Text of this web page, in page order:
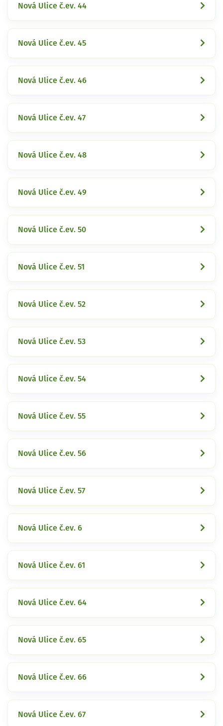
Nová Ulice č.ev. 44
Nová Ulice č.ev. 45
Nová Ulice č.ev. 46
Nová Ulice č.ev. 47
Nová Ulice č.ev. 48
Nová Ulice č.ev. 49
Nová Ulice č.ev. 50
Nová Ulice č.ev. 51
Nová Ulice č.ev. 52
Nová Ulice č.ev. 53
Nová Ulice č.ev. 54
Nová Ulice č.ev. 55
Nová Ulice č.ev. 56
Nová Ulice č.ev. 57
Nová Ulice č.ev. 6
Nová Ulice č.ev. 61
Nová Ulice č.ev. 64
Nová Ulice č.ev. 65
Nová Ulice č.ev. 66
Nová Ulice č.ev. 67